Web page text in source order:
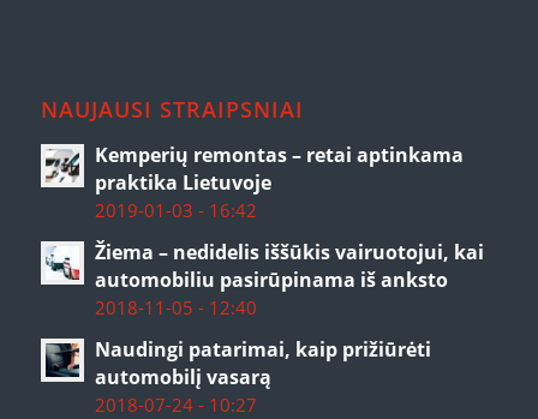
NAUJAUSI STRAIPSNIAI
Kemperių remontas – retai aptinkama
praktika Lietuvoje
2019-01-03 - 16:42
Žiema – nedidelis iššūkis vairuotojui, kai
automobiliu pasirūpinama iš anksto
2018-11-05 - 12:40
Naudingi patarimai, kaip prižiūrėti
automobilį vasarą
2018-07-24 - 10:27